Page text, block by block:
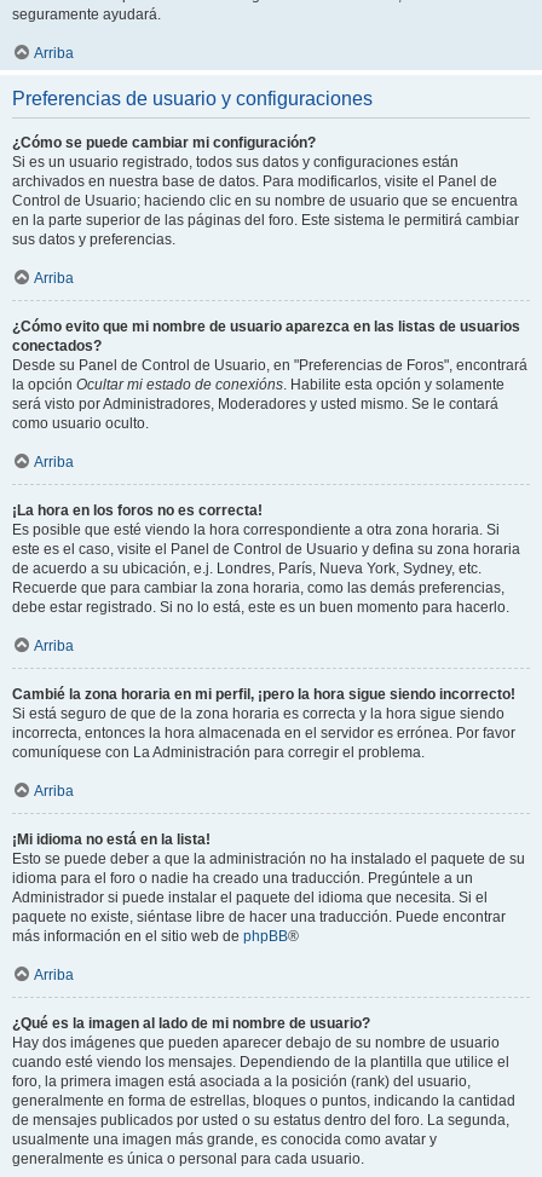
seguramente ayudará.
Arriba
Preferencias de usuario y configuraciones
¿Cómo se puede cambiar mi configuración?
Si es un usuario registrado, todos sus datos y configuraciones están
archivados en nuestra base de datos. Para modificarlos, visite el Panel de
Control de Usuario; haciendo clic en su nombre de usuario que se encuentra
en la parte superior de las páginas del foro. Este sistema le permitirá cambiar
sus datos y preferencias.
Arriba
¿Cómo evito que mi nombre de usuario aparezca en las listas de usuarios
conectados?
Desde su Panel de Control de Usuario, en "Preferencias de Foros", encontrará
la opción Ocultar mi estado de conexións. Habilite esta opción y solamente
será visto por Administradores, Moderadores y usted mismo. Se le contará
como usuario oculto.
Arriba
¡La hora en los foros no es correcta!
Es posible que esté viendo la hora correspondiente a otra zona horaria. Si
este es el caso, visite el Panel de Control de Usuario y defina su zona horaria
de acuerdo a su ubicación, e.j. Londres, París, Nueva York, Sydney, etc.
Recuerde que para cambiar la zona horaria, como las demás preferencias,
debe estar registrado. Si no lo está, este es un buen momento para hacerlo.
Arriba
Cambié la zona horaria en mi perfil, ¡pero la hora sigue siendo incorrecto!
Si está seguro de que de la zona horaria es correcta y la hora sigue siendo
incorrecta, entonces la hora almacenada en el servidor es errónea. Por favor
comuníquese con La Administración para corregir el problema.
Arriba
¡Mi idioma no está en la lista!
Esto se puede deber a que la administración no ha instalado el paquete de su
idioma para el foro o nadie ha creado una traducción. Pregúntele a un
Administrador si puede instalar el paquete del idioma que necesita. Si el
paquete no existe, siéntase libre de hacer una traducción. Puede encontrar
más información en el sitio web de phpBB®
Arriba
¿Qué es la imagen al lado de mi nombre de usuario?
Hay dos imágenes que pueden aparecer debajo de su nombre de usuario
cuando esté viendo los mensajes. Dependiendo de la plantilla que utilice el
foro, la primera imagen está asociada a la posición (rank) del usuario,
generalmente en forma de estrellas, bloques o puntos, indicando la cantidad
de mensajes publicados por usted o su estatus dentro del foro. La segunda,
usualmente una imagen más grande, es conocida como avatar y
generalmente es única o personal para cada usuario.